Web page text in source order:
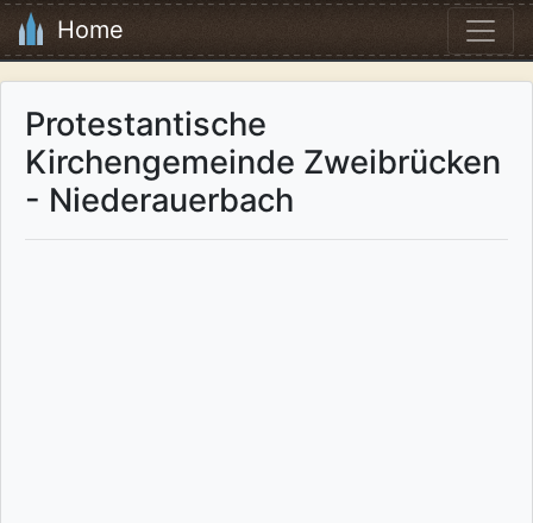
Home
Protestantische
Kirchengemeinde Zweibrücken
- Niederauerbach